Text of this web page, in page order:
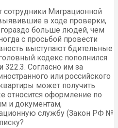
Миграционной
в ходе проверки,
гораздо больше людей, чем
с просьбой провести
выступают бдительные
кодекс пополнился
322.3. Согласно им за
или российского
может получить
относится оформление по
и документам,
службу (Закон РФ №